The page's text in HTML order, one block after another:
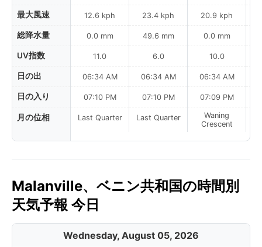
最大風速
総降水量
UV指数
日の出
日の入り
月の位相
12.6 kph
0.0 mm
11.0
06:34 AM
07:10 PM
Last Quarter
23.4 kph
49.6 mm
6.0
06:34 AM
07:10 PM
Last Quarter
20.9 kph
0.0 mm
10.0
06:34 AM
07:09 PM
Waning
Crescent
Malanville、ベニン共和国の時間別
天気予報 今日
Wednesday, August 05, 2026